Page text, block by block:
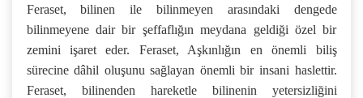
Feraset, bilinen ile bilinmeyen arasındaki dengede
bilinmeyene dair bir şeffaflığın meydana geldiği özel bir
zemini işaret eder. Feraset, Aşkınlığın en önemli biliş
sürecine dâhil oluşunu sağlayan önemli bir insani haslettir.
Feraset, bilinenden hareketle bilinenin yetersizliğini